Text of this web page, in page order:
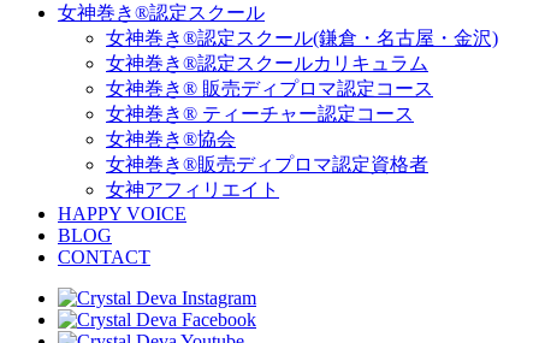
女神巻き®認定スクール
女神巻き®認定スクール(鎌倉・名古屋・金沢)
女神巻き®認定スクールカリキュラム
女神巻き® 販売ディプロマ認定コース
女神巻き® ティーチャー認定コース
女神巻き®協会
女神巻き®販売ディプロマ認定資格者
女神アフィリエイト
HAPPY VOICE
BLOG
CONTACT